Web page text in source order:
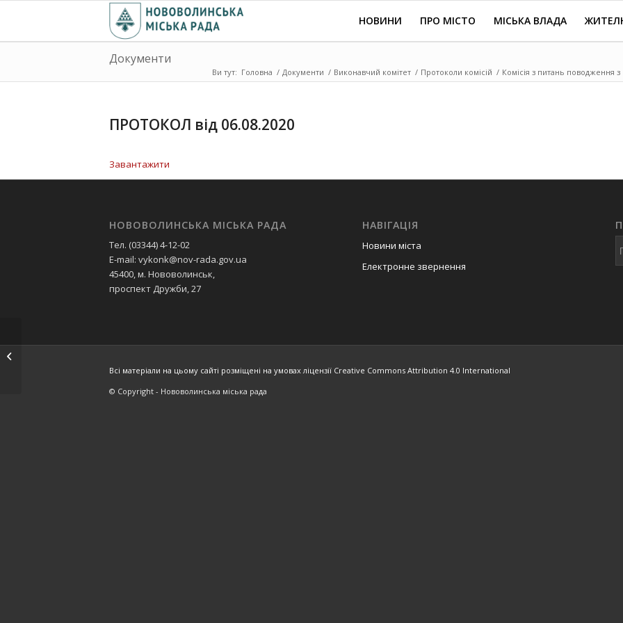
НОВИНИ ПРО МІСТО МІСЬКА ВЛАДА
Документи
Ви тут: Головна / Документи / Виконавчий комітет / Протоколи комісій / Комісія з питань поводження
ПРОТОКОЛ від 06.08.2020
Завантажити
НОВОВОЛИНСЬКА МІСЬКА РАДА
Тел. (03344) 4-12-02
E-mail: vykonk@nov-rada.gov.ua
45400, м. Нововолинськ,
проспект Дружби, 27
НАВІГАЦІЯ
Новини міста
Електронне звернення
Всі матеріали на цьому сайті розміщені на умовах ліцензії Creative Commons Attribution 4.0 International
© Copyright - Нововолинська міська рада